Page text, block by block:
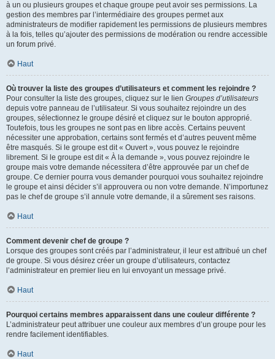
à un ou plusieurs groupes et chaque groupe peut avoir ses permissions. La
gestion des membres par l’intermédiaire des groupes permet aux
administrateurs de modifier rapidement les permissions de plusieurs membres
à la fois, telles qu’ajouter des permissions de modération ou rendre accessible
un forum privé.
Haut
Où trouver la liste des groupes d’utilisateurs et comment les rejoindre ?
Pour consulter la liste des groupes, cliquez sur le lien Groupes d’utilisateurs
depuis votre panneau de l’utilisateur. Si vous souhaitez rejoindre un des
groupes, sélectionnez le groupe désiré et cliquez sur le bouton approprié.
Toutefois, tous les groupes ne sont pas en libre accès. Certains peuvent
nécessiter une approbation, certains sont fermés et d’autres peuvent même
être masqués. Si le groupe est dit « Ouvert », vous pouvez le rejoindre
librement. Si le groupe est dit « À la demande », vous pouvez rejoindre le
groupe mais votre demande nécessitera d’être approuvée par un chef de
groupe. Ce dernier pourra vous demander pourquoi vous souhaitez rejoindre
le groupe et ainsi décider s’il approuvera ou non votre demande. N’importunez
pas le chef de groupe s’il annule votre demande, il a sûrement ses raisons.
Haut
Comment devenir chef de groupe ?
Lorsque des groupes sont créés par l’administrateur, il leur est attribué un chef
de groupe. Si vous désirez créer un groupe d’utilisateurs, contactez
l’administrateur en premier lieu en lui envoyant un message privé.
Haut
Pourquoi certains membres apparaissent dans une couleur différente ?
L’administrateur peut attribuer une couleur aux membres d’un groupe pour les
rendre facilement identifiables.
Haut